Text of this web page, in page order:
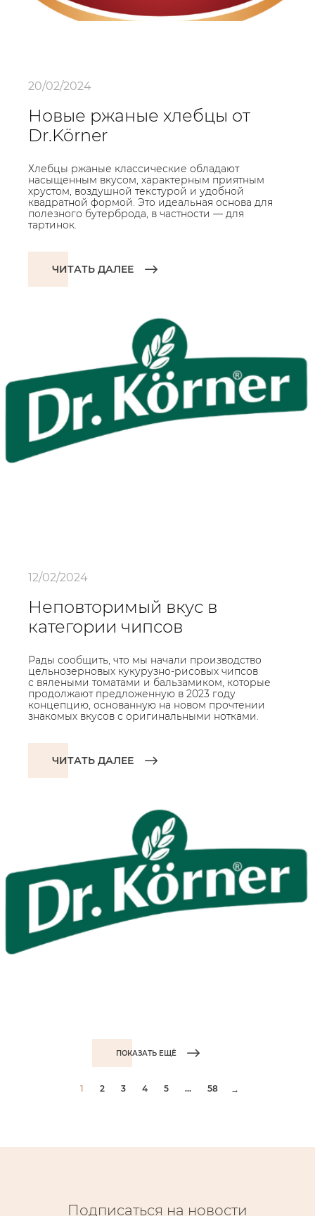
20/02/2024
Новые ржаные хлебцы от
Dr.Körner
Хлебцы ржаные классические обладают
насыщенным вкусом, характерным приятным
хрустом, воздушной текстурой и удобной
квадратной формой. Это идеальная основа для
полезного бутерброда, в частности — для
тартинок.
ЧИТАТЬ ДАЛЕЕ
12/02/2024
Неповторимый вкус в
категории чипсов
Рады сообщить, что мы начали производство
цельнозерновых кукурузно-рисовых чипсов
с вялеными томатами и бальзамиком, которые
продолжают предложенную в 2023 году
концепцию, основанную на новом прочтении
знакомых вкусов с оригинальными нотками.
ЧИТАТЬ ДАЛЕЕ
ПОКАЗАТЬ ЕЩЁ
1 2 3 4 5 ... 58 →
Подписаться на новости